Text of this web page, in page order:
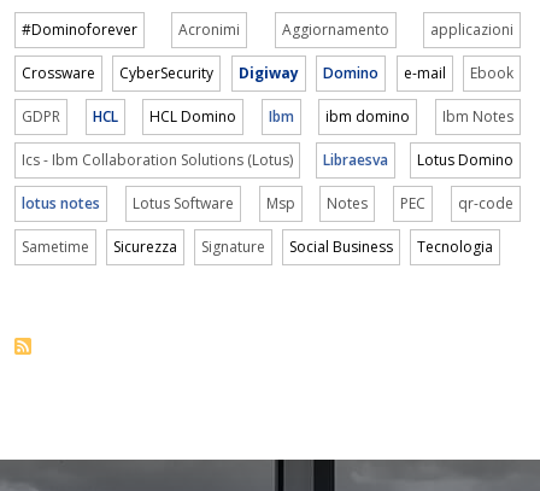
#Dominoforever Acronimi Aggiornamento applicazioni
Crossware CyberSecurity Digiway Domino e-mail Ebook
GDPR HCL HCL Domino Ibm ibm domino Ibm Notes
Ics - Ibm Collaboration Solutions (Lotus) Libraesva Lotus Domino
lotus notes Lotus Software Msp Notes PEC qr-code
Sametime Sicurezza Signature Social Business Tecnologia